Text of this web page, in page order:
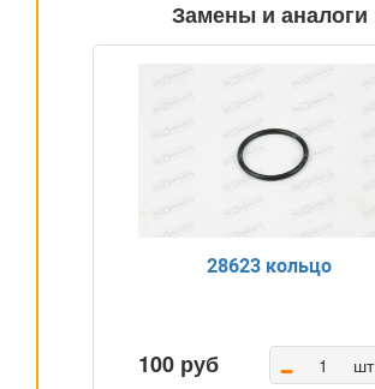
Замены и аналоги
28623 кольцо
100 руб - шт